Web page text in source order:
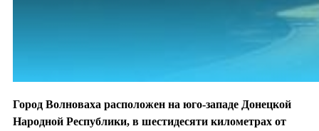
Город Волноваха расположен на юго-западе Донецкой
Народной Республики, в шестидесяти километрах от